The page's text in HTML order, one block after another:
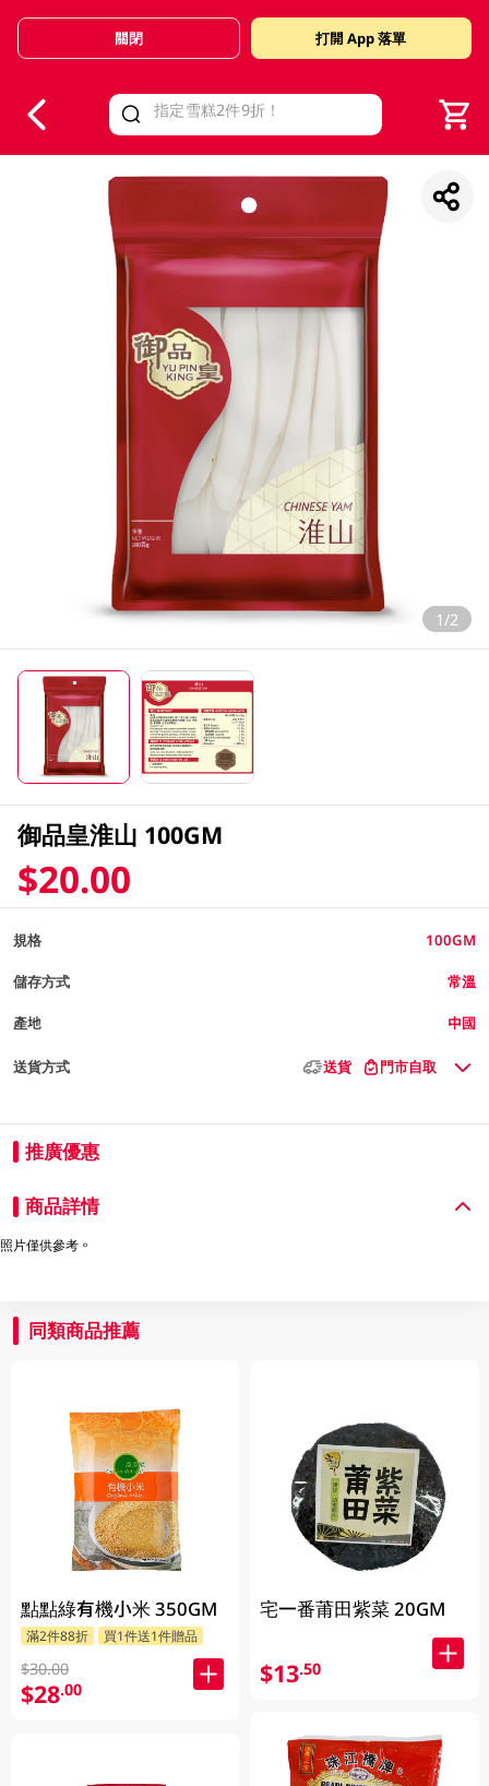
Valid Until 30 June 2026
關閉 打開 App 落單
1/2
御品皇淮山 100GM
$20.00
規格 100GM
儲存方式 常溫
產地 中國
送貨方式 送貨 門市自取
推廣優惠
商品詳情
照片僅供參考。
同類商品推薦
點點綠有機小米 350GM
滿2件88折 買1件送1件贈品
$30.00
$28.00
宅一番莆田紫菜 20GM
$13.50